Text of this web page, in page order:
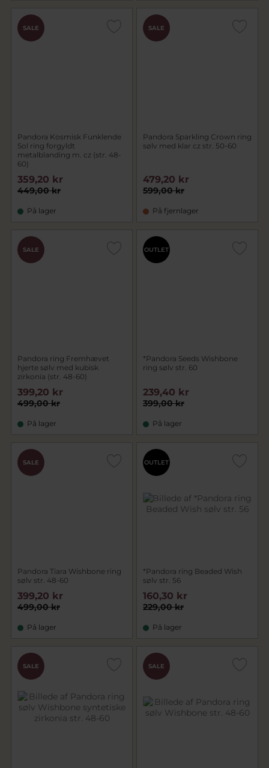
SALE
Pandora Kosmisk Funklende
Sol ring forgyldt
metalblanding m. cz (str. 48-
60)
449,00 kr
359,20 kr
På lager
SALE
Pandora Sparkling Crown ring
sølv med klar cz str. 50-60
599,00 kr
479,20 kr
På fjernlager
SALE
Pandora ring Fremhævet
hjerte sølv med kubisk
zirkonia (str. 48-60)
499,00 kr
399,20 kr
På lager
OUTLET
*Pandora Seeds Wishbone
ring sølv str. 60
399,00 kr
239,40 kr
På lager
SALE
Pandora Tiara Wishbone ring
sølv str. 48-60
499,00 kr
399,20 kr
På lager
OUTLET
*Pandora ring Beaded Wish
sølv str. 56
229,00 kr
160,30 kr
På lager
SALE SALE